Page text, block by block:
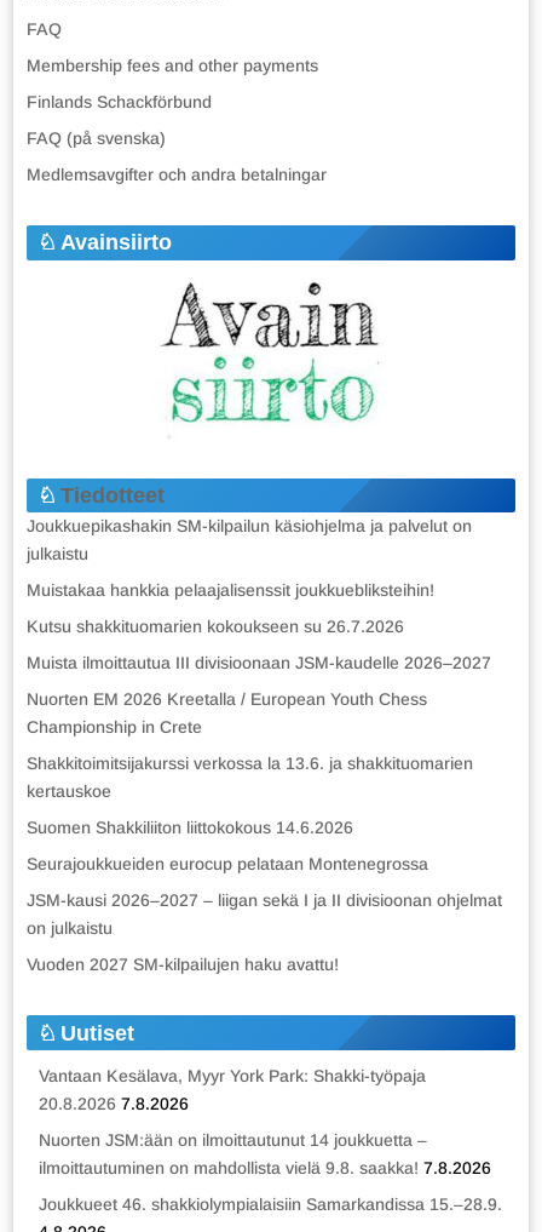
FAQ
Membership fees and other payments
Finlands Schackförbund
FAQ (på svenska)
Medlemsavgifter och andra betalningar
Avainsiirto
Tiedotteet
Joukkuepikashakin SM-kilpailun käsiohjelma ja palvelut on
julkaistu
Muistakaa hankkia pelaajalisenssit joukkuebliksteihin!
Kutsu shakkituomarien kokoukseen su 26.7.2026
Muista ilmoittautua III divisioonaan JSM-kaudelle 2026–2027
Nuorten EM 2026 Kreetalla / European Youth Chess
Championship in Crete
Shakkitoimitsijakurssi verkossa la 13.6. ja shakkituomarien
kertauskoe
Suomen Shakkiliiton liittokokous 14.6.2026
Seurajoukkueiden eurocup pelataan Montenegrossa
JSM-kausi 2026–2027 – liigan sekä I ja II divisioonan ohjelmat
on julkaistu
Vuoden 2027 SM-kilpailujen haku avattu!
Uutiset
Vantaan Kesälava, Myyr York Park: Shakki-työpaja
20.8.2026 7.8.2026
Nuorten JSM:ään on ilmoittautunut 14 joukkuetta –
ilmoittautuminen on mahdollista vielä 9.8. saakka! 7.8.2026
Joukkueet 46. shakkiolympialaisiin Samarkandissa 15.–28.9.